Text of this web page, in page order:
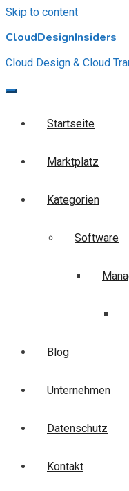
Skip to content
CloudDesignInsiders
Cloud Design & Cloud
Startseite
Marktplatz
Kategorien
Software
Blog
Unternehmen
Datenschutz
Kontakt